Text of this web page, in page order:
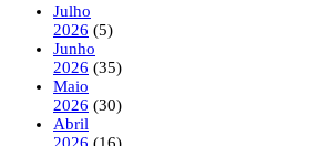
Julho
2026 (5)
Junho
2026 (35)
Maio
2026 (30)
Abril
2026 (16)